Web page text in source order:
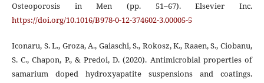
Osteoporosis in Men (pp. 51–67). Elsevier Inc.
https://doi.org/10.1016/B978-0-12-374602-3.00005-5
Iconaru, S. L., Groza, A., Gaiaschi, S., Rokosz, K., Raaen, S., Ciobanu,
S. C., Chapon, P., & Predoi, D. (2020). Antimicrobial properties of
samarium doped hydroxyapatite suspensions and coatings.